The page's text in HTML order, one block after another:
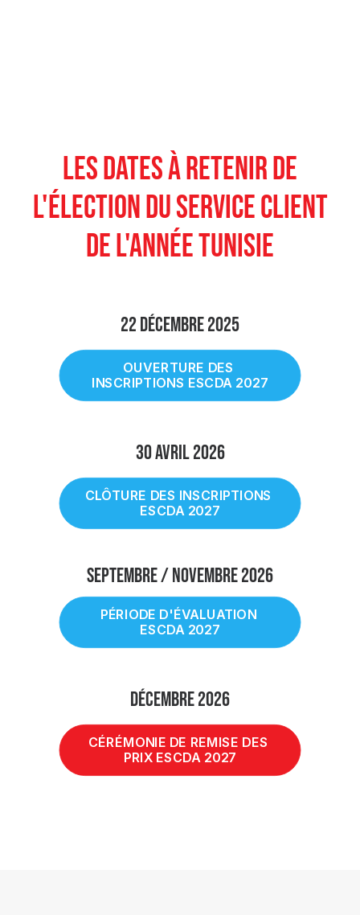
LES DATES À RETENIR DE
L'ÉLECTION DU SERVICE CLIENT
DE L'ANNÉE TUNISIE
22 décembre 2025
OUVERTURE DES
INSCRIPTIONS ESCDA 2027
30 Avril 2026
CLÔTURE DES INSCRIPTIONS
ESCDA 2027
SEPTEMBRE / NOVEMBRE 2026
PÉRIODE D'ÉVALUATION
ESCDA 2027
DÉCEMBRE 2026
CÉRÉMONIE DE REMISE DES
PRIX ESCDA 2027